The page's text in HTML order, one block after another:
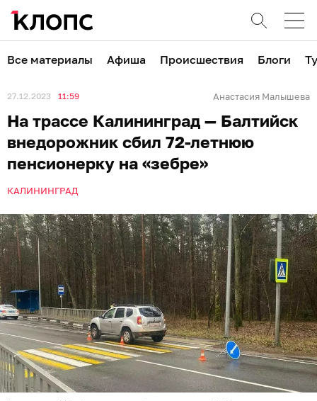
Все материалы Афиша Происшествия Блоги
27.12.2023 11:59 Анастасия Малышева
На трассе Калининград — Балтийск
внедорожник сбил 72-летнюю
пенсионерку на «зебре»
КАЛИНИНГРАД